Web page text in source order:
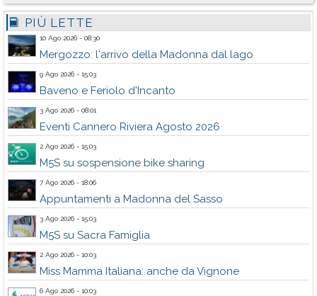
PIÙ LETTE
10 Ago 2026 - 08:30
Mergozzo: l'arrivo della Madonna dal lago
9 Ago 2026 - 15:03
Baveno e Feriolo d'Incanto
3 Ago 2026 - 08:01
Eventi Cannero Riviera Agosto 2026
2 Ago 2026 - 15:03
M5S su sospensione bike sharing
7 Ago 2026 - 18:06
Appuntamenti a Madonna del Sasso
3 Ago 2026 - 15:03
M5S su Sacra Famiglia
2 Ago 2026 - 10:03
Miss Mamma Italiana: anche da Vignone
6 Ago 2026 - 10:03